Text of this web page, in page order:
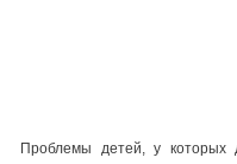
Проблемы детей, у которых